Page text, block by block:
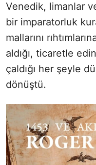
Venedik, limanlar
bir imparatorluk
mallarını
aldığı, ticaretle
çaldığı her şeyle
dönüştü.